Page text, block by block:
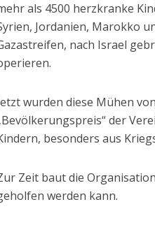
als 4500 herzkranke
Jordanien, Marokko
nach Israel
wurden diese Mühen
der
besonders aus
Zeit baut die
werden kann.